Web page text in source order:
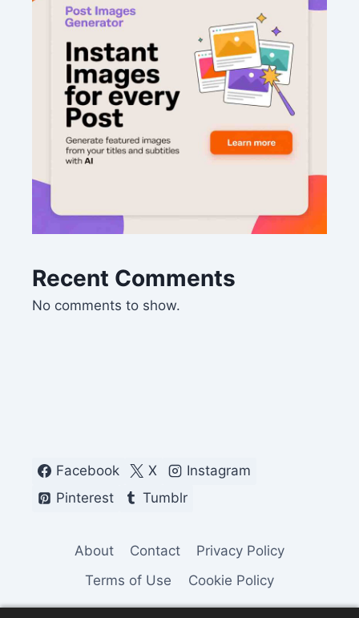
Recent Comments
No comments to show.
Facebook X
Instagram
Pinterest
Tumblr
About Contact
Privacy Policy
Terms of Use
Cookie Policy